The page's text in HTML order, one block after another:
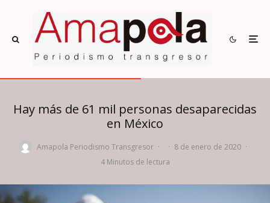
Hay más de 61 mil personas desaparecidas
en México
Amapola Periodismo Transgresor · · 8 de enero de 2020 ·
4 Minutos de lectura